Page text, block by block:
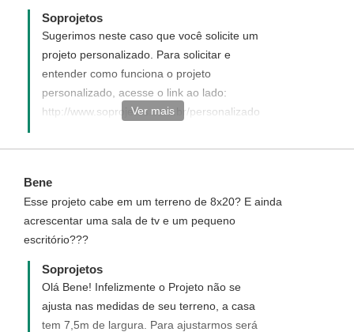
bagunca terceiro andares desta forma que esta eo
segundo seria tres apartamento de um quarto com sala
americana a area e de 10 x 15 total 150 metros
gostaria de saber se voces fazem calculo de material
usado a escada e com acesso para fora do primeiro
andar quanto fica vem assinado tem numero de crea
Soprojetos
Sugerimos neste caso que você solicite um
projeto personalizado. Para solicitar e
entender como funciona o projeto
personalizado, acesse o link ao lado:
http://www.soprojetos.com.br/personalizado
funciona entre em contato conosco (93
atender. ¨
Ver mais
Bene
Esse projeto cabe em um terreno de 8x20? E ainda
acrescentar uma sala de tv e um pequeno
escritório???
Soprojetos
Olá Bene! Infelizmente o Projeto não se
ajusta nas medidas de seu terreno, a casa
tem 7,5m de largura. Para ajustarmos será